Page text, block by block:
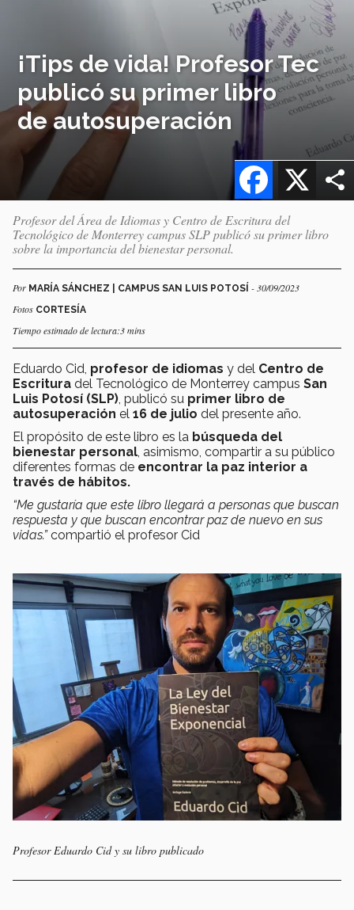
¡Tips de vida! Profesor Tec
publicó su primer libro
de autosuperación
X
Facebook
Profesor del Área de Idiomas y Centro de Escritura del
Tecnológico de Monterrey campus SLP publicó su primer libro
sobre la importancia del bienestar personal.
Por MARÍA SÁNCHEZ | CAMPUS SAN LUIS POTOSÍ - 30/09/2023
Fotos CORTESÍA
Tiempo estimado de lectura:3 mins
Eduardo Cid, profesor de idiomas y del Centro de
Escritura del Tecnológico de Monterrey campus San
Luis Potosí (SLP) , publicó su primer libro de
autosuperación el 16 de julio del presente año.
El propósito de este libro es la búsqueda del
bienestar personal , asimismo, compartir a su público
diferentes formas de encontrar la paz interior a
través de hábitos.
“Me gustaría que este libro llegará a personas que buscan
respuesta y que buscan encontrar paz de nuevo en sus
vidas.”compartió el profesor Cid
Profesor Eduardo Cid y su libro publicado